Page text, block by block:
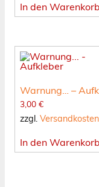
In den Warenkorb
Warnung… –
3,00 €
zzgl. Versandkosten
In den Warenkorb